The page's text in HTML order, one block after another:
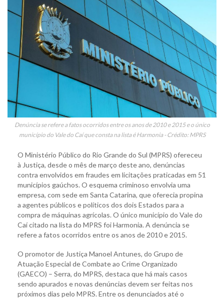
Denúncia se refere a fatos ocorridos entre os anos de 2010 e 2015 e o único
município do Vale do Caí que consta na lista é Harmonia - Crédito: MPRS
O Ministério Público do Rio Grande do Sul (MPRS) ofereceu
à Justiça, desde o mês de março deste ano, denúncias
contra envolvidos em fraudes em licitações praticadas em 51
municípios gaúchos. O esquema criminoso envolvia uma
empresa, com sede em Santa Catarina, que oferecia propina
a agentes públicos e políticos dos dois Estados para a
compra de máquinas agrícolas. O único município do Vale do
Caí citado na lista do MPRS foi Harmonia. A denúncia se
refere a fatos ocorridos entre os anos de 2010 e 2015.
O promotor de Justiça Manoel Antunes, do Grupo de
Atuação Especial de Combate ao Crime Organizado
(GAECO) – Serra, do MPRS, destaca que há mais casos
sendo apurados e novas denúncias devem ser feitas nos
próximos dias pelo MPRS. Entre os denunciados até o